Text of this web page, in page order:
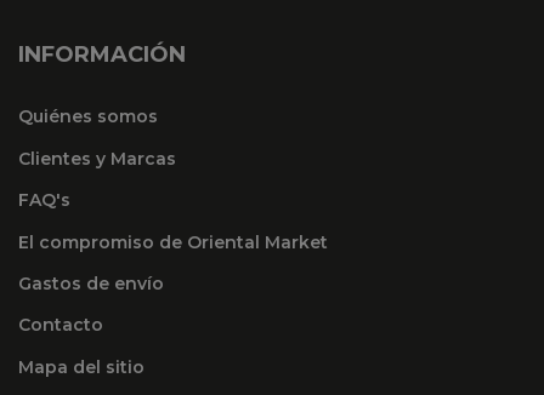
INFORMACIÓN
Quiénes somos
Clientes y Marcas
FAQ's
El compromiso de Oriental Market
Gastos de envío
Contacto
Mapa del sitio